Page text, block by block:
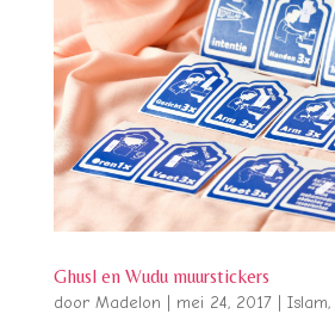
Ghusl en Wudu muurstickers
door Madelon mei 24, 2017| Islam,